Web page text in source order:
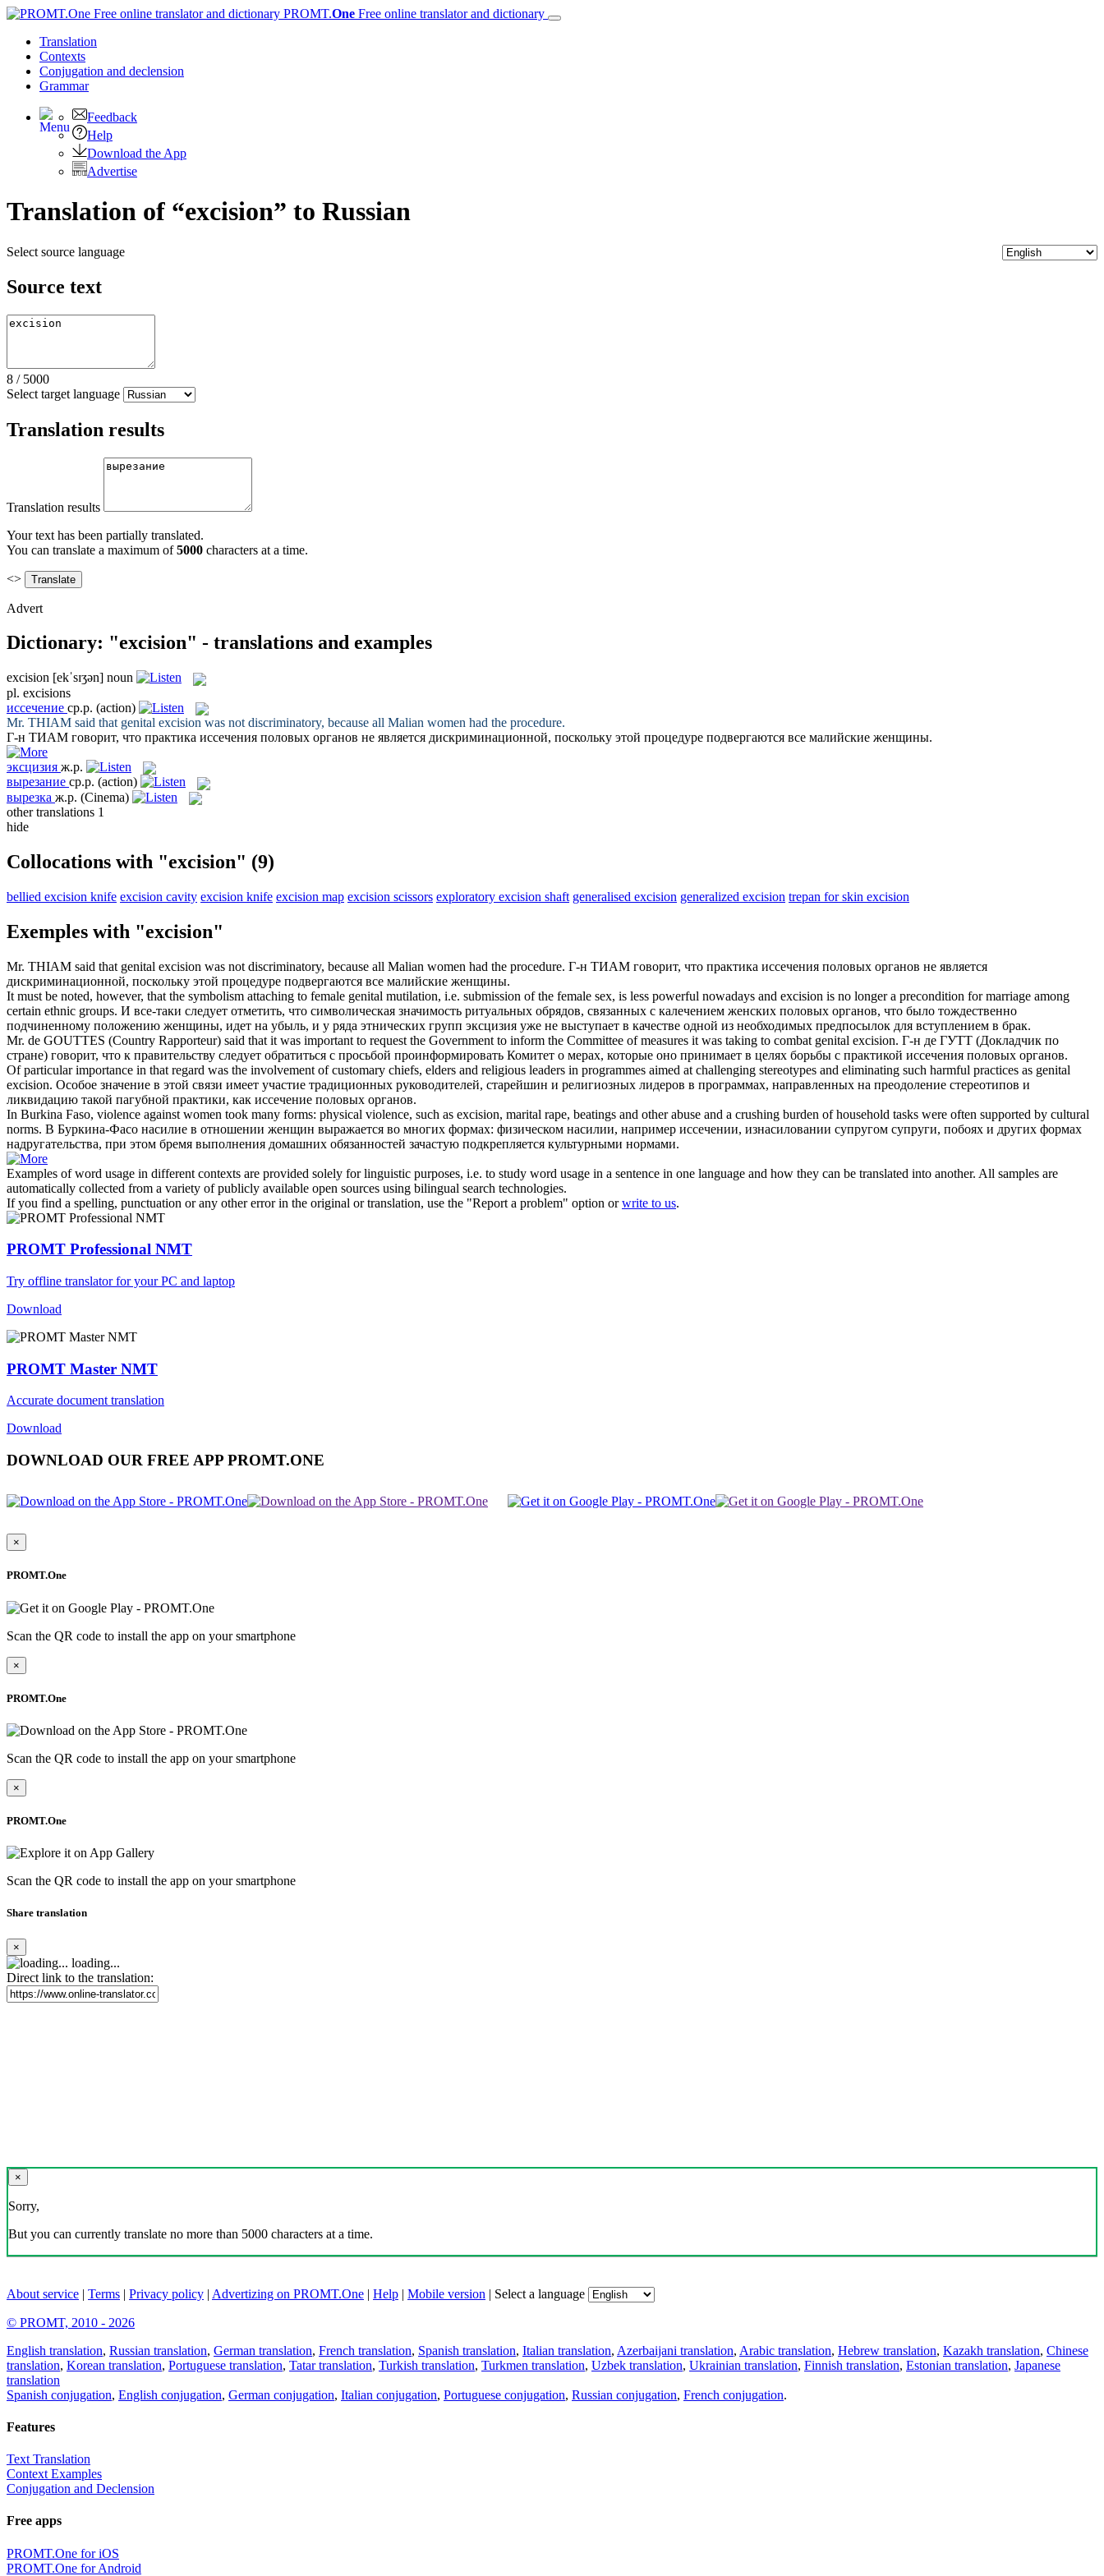
PROMT.One Free online translator and dictionary
Translation
Contexts
Conjugation and declension
Grammar
Feedback
Help
Download the App
Advertise
Translation of “excision” to Russian
Select source language
Source text
8 / 5000
Select target language
Translation results
Translation results
Your text has been partially translated.
You can translate a maximum of5000 characters at a time.
<>
Advert
Dictionary: "excision" - translations and examples
excision [ekˈsɪʒən] noun
pl. excisions
иссечение ср.р. (action)
Mr. THIAM said that genital excision was not discriminatory, because all Malian women had the procedure.
Г-н ТИАМ говорит, что практика иссечения половых органов не является дискриминационной, поскольку этой процедуре подвергаются все малийские женщины.
эксцизия ж.р.
вырезание ср.р. (action)
вырезка ж.р. (Cinema)
other translations 1
hide
Collocations with "excision" (9)
bellied excision knife excision cavity excision knife excision map excision scissors exploratory excision shaft generalised excision generalized excision trepan for skin excision
Exemples with "excision"
Mr. THIAM said that genital excision was not discriminatory, because all Malian women had the procedure. Г-н ТИАМ говорит, что практика иссечения половых органов не является
дискриминационной, поскольку этой процедуре подвергаются все малийские женщины.
It must be noted, however, that the symbolism attaching to female genital mutilation, i.e. submission of the female sex, is less powerful nowadays and excision is no longer a precondition for marriage among
certain ethnic groups. И все-таки следует отметить, что символическая значимость ритуальных обрядов, связанных с калечением женских половых органов, что было тождественно
подчиненному положению женщины, идет на убыль, и у ряда этнических групп эксцизия уже не выступает в качестве одной из необходимых предпосылок для вступлением в брак.
Mr. de GOUTTES (Country Rapporteur) said that it was important to request the Government to inform the Committee of measures it was taking to combat genital excision. Г-н де ГУТТ (Докладчик по
стране) говорит, что к правительству следует обратиться с просьбой проинформировать Комитет о мерах, которые оно принимает в целях борьбы с практикой иссечения половых органов.
Of particular importance in that regard was the involvement of customary chiefs, elders and religious leaders in programmes aimed at challenging stereotypes and eliminating such harmful practices as genital
excision. Особое значение в этой связи имеет участие традиционных руководителей, старейшин и религиозных лидеров в программах, направленных на преодоление стереотипов и
ликвидацию такой пагубной практики, как иссечение половых органов.
In Burkina Faso, violence against women took many forms: physical violence, such as excision, marital rape, beatings and other abuse and a crushing burden of household tasks were often supported by cultural
norms. В Буркина-Фасо насилие в отношении женщин выражается во многих формах: физическом насилии, например иссечении, изнасиловании супругом супруги, побоях и других формах
надругательства, при этом бремя выполнения домашних обязанностей зачастую подкрепляется культурными нормами.
Examples of word usage in different contexts are provided solely for linguistic purposes, i.e. to study word usage in a sentence in one language and how they can be translated into another. All samples are
automatically collected from a variety of publicly available open sources using bilingual search technologies.
If you find a spelling, punctuation or any other error in the original or translation, use the "Report a problem" option orwrite to us.
PROMT Professional NMT
Try offline translator for your PC and laptop
Download
PROMT Master NMT
Accurate document translation
Download
DOWNLOAD OUR FREE APP PROMT.ONE
×
PROMT.One
Scan the QR code to install the app on your smartphone
×
PROMT.One
Scan the QR code to install the app on your smartphone
×
PROMT.One
Scan the QR code to install the app on your smartphone
Share translation
×
loading...
Direct link to the translation:
×
Sorry,
But you can currently translate no more than 5000 characters at a time.
About service | Terms | Privacy policy | Advertizing on PROMT.One | Help | Mobile version | Select a language
© PROMT, 2010 - 2026
English translation, Russian translation, German translation, French translation, Spanish translation, Italian translation, Azerbaijani translation, Arabic translation, Hebrew translation, Kazakh translation, Chinese
translation, Korean translation, Portuguese translation, Tatar translation, Turkish translation, Turkmen translation, Uzbek translation, Ukrainian translation, Finnish translation, Estonian translation, Japanese
translation
Spanish conjugation, English conjugation, German conjugation, Italian conjugation, Portuguese conjugation, Russian conjugation, French conjugation.
Features
Text Translation
Context Examples
Conjugation and Declension
Free apps
PROMT.One for iOS
PROMT.One for Android